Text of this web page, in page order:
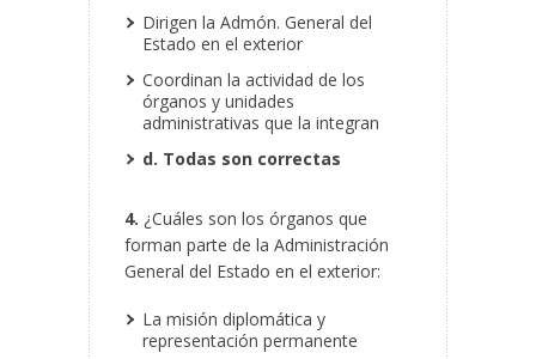
Dirigen la Admón. General del
Estado en el exterior
Coordinan la actividad de los
órganos y unidades
administrativas que la integran
d. Todas son correctas
4. ¿Cuáles son los órganos que
forman parte de la Administración
General del Estado en el exterior:
La misión diplomática y
representación permanente